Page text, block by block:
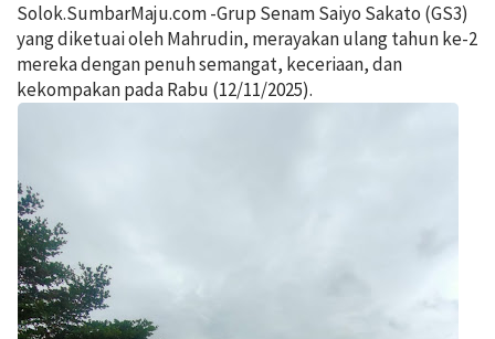
Solok.SumbarMaju.com -Grup Senam Saiyo Sakato (GS3)
yang diketuai oleh Mahrudin, merayakan ulang tahun ke-2
mereka dengan penuh semangat, keceriaan, dan
kekompakan pada Rabu (12/11/2025).